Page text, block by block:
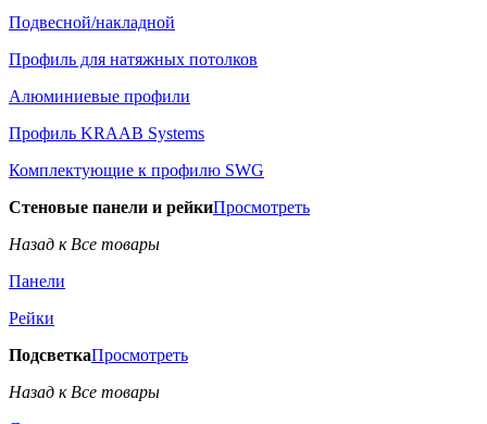
Подвесной/накладной
Профиль для натяжных потолков
Алюминиевые профили
Профиль KRAAB Systems
Комплектующие к профилю SWG
Стеновые панели и рейкиПросмотреть
Назад к Все товары
Панели
Рейки
ПодсветкаПросмотреть
Назад к Все товары